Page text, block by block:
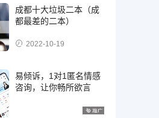
成都十大垃圾二本（成
都最差的二本）
2022-10-19
易倾诉，1对1匿名情感
咨询，让你畅所欲言